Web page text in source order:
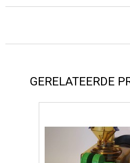
GERELATEERDE